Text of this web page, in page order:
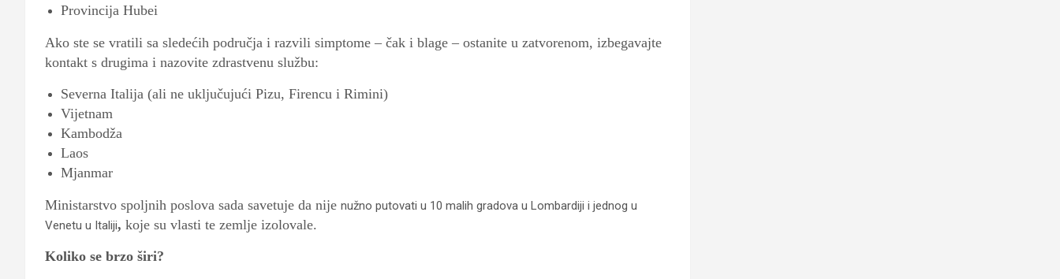
Provincija Hubei
Ako ste se vratili sa sledećih područja i razvili simptome – čak i blage – ostanite u zatvorenom, izbegavajte
kontakt s drugima i nazovite zdrastvenu službu:
Severna Italija (ali ne uključujući Pizu, Firencu i Rimini)
Vijetnam
Kambodža
Laos
Mjanmar
Ministarstvo spoljnih poslova sada savetuje da nije nužno putovati u 10 malih gradova u Lombardiji i jednog u
Venetu u Italiji, koje su vlasti te zemlje izolovale.
Koliko se brzo širi?